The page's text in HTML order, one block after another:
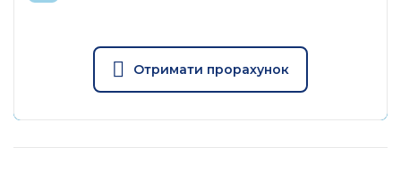
Отримати прорахунок